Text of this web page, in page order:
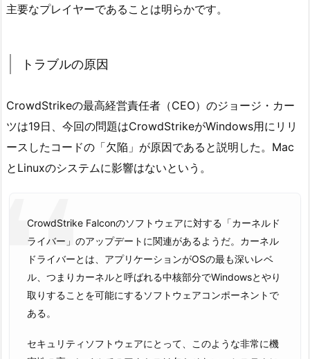
主要なプレイヤーであることは明らかです。
トラブルの原因
CrowdStrikeの最高経営責任者（CEO）のジョージ・カー
ツは19日、今回の問題はCrowdStrikeがWindows用にリリ
ースしたコードの「欠陥」が原因であると説明した。Mac
とLinuxのシステムに影響はないという。
CrowdStrike Falconのソフトウェアに対する「カーネルド
ライバー」のアップデートに関連があるようだ。カーネル
ドライバーとは、アプリケーションがOSの最も深いレベ
ル、つまりカーネルと呼ばれる中核部分でWindowsとやり
取りすることを可能にするソフトウェアコンポーネントで
ある。
セキュリティソフトウェアにとって、このような非常に機